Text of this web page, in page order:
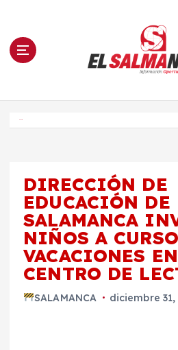
n El Salmantino -
DIRECCIÓN DE
EDUCACIÓN DE
SALAMANCA
NIÑOS A
VACACIONES
CENTRO DE
SALAMANCA diciembre 31,